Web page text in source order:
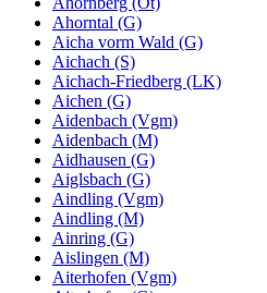
Ahorntal (G)
Aicha vorm Wald (G)
Aichach (S)
Aichach-Friedberg (LK)
Aichen (G)
Aidenbach (Vgm)
Aidenbach (M)
Aidhausen (G)
Aiglsbach (G)
Aindling (Vgm)
Aindling (M)
Ainring (G)
Aislingen (M)
Aiterhofen (Vgm)